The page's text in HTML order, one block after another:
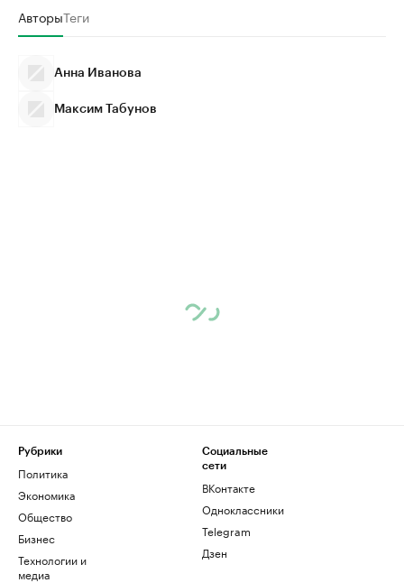
АвторыТеги
Анна Иванова
Максим Табунов
Рубрики
Политика
Экономика
Общество
Бизнес
Технологии и
медиа
Социальные
сети
ВКонтакте
Одноклассники
Telegram
Дзен